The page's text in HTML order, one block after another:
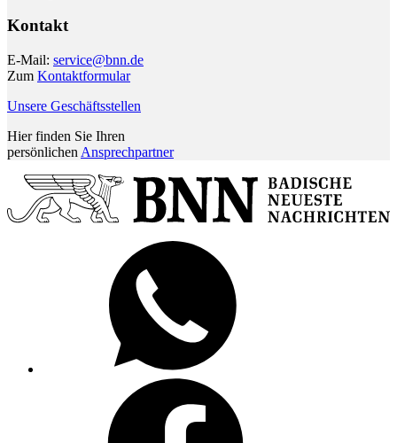
Kontakt
E-Mail: service@bnn.de
Zum Kontaktformular
Unsere Geschäftsstellen
Hier finden Sie Ihren
persönlichen Ansprechpartner